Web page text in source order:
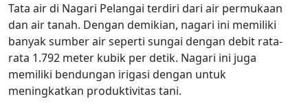
Tata air di Nagari Pelangai terdiri dari air permukaan
dan air tanah. Dengan demikian, nagari ini memiliki
banyak sumber air seperti sungai dengan debit rata-
rata 1.792 meter kubik per detik. Nagari ini juga
memiliki bendungan irigasi dengan untuk
meningkatkan produktivitas tani.